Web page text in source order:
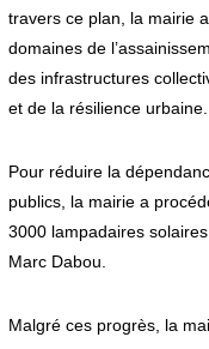
travers ce plan, la mairie
domaines de
des infrastructures
et de la résilience urbaine.
Pour réduire la
publics, la mairie a
3000 lampadaires
Marc Dabou.
Malgré ces progrès, la